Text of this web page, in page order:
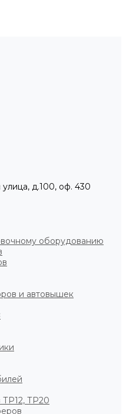
д.100, оф. 430
оборудованию
и автовышек
ТР12, ТР20